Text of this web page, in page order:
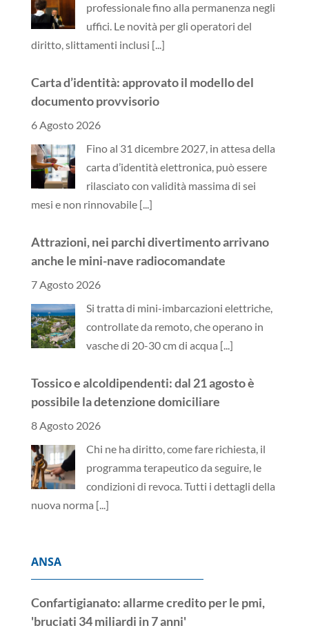
professionale fino alla permanenza negli
uffici. Le novità per gli operatori del
diritto, slittamenti inclusi [...]
Carta d’identità: approvato il modello del
documento provvisorio
6 Agosto 2026
Fino al 31 dicembre 2027, in attesa della
carta d’identità elettronica, può essere
rilasciato con validità massima di sei
mesi e non rinnovabile [...]
Attrazioni, nei parchi divertimento arrivano
anche le mini-nave radiocomandate
7 Agosto 2026
Si tratta di mini-imbarcazioni elettriche,
controllate da remoto, che operano in
vasche di 20-30 cm di acqua [...]
Tossico e alcoldipendenti: dal 21 agosto è
possibile la detenzione domiciliare
8 Agosto 2026
Chi ne ha diritto, come fare richiesta, il
programma terapeutico da seguire, le
condizioni di revoca. Tutti i dettagli della
nuova norma [...]
ANSA
Confartigianato: allarme credito per le pmi,
'bruciati 34 miliardi in 7 anni'